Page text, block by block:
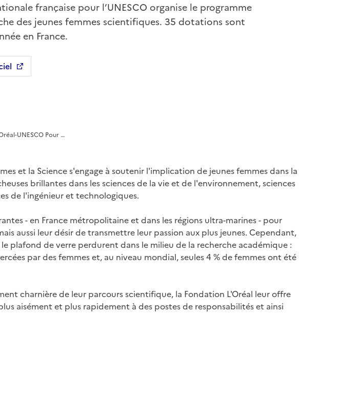
française pour l’UNESCO organise le programme
des jeunes femmes scientifiques. 35 dotations sont
en France.
une nouvelle fenêtre
UNESCO Pour …
et la Science s'engage à soutenir l'implication de jeunes femmes dans la
brillantes dans les sciences de la vie et de l'environnement, sciences
de l'ingénieur et technologiques.
- en France métropolitaine et dans les régions ultra-marines - pour
aussi leur désir de transmettre leur passion aux plus jeunes. Cependant,
plafond de verre perdurent dans le milieu de la recherche académique :
par des femmes et, au niveau mondial, seules 4 % de femmes ont été
charnière de leur parcours scientifique, la Fondation L'Oréal leur offre
aisément et plus rapidement à des postes de responsabilités et ainsi